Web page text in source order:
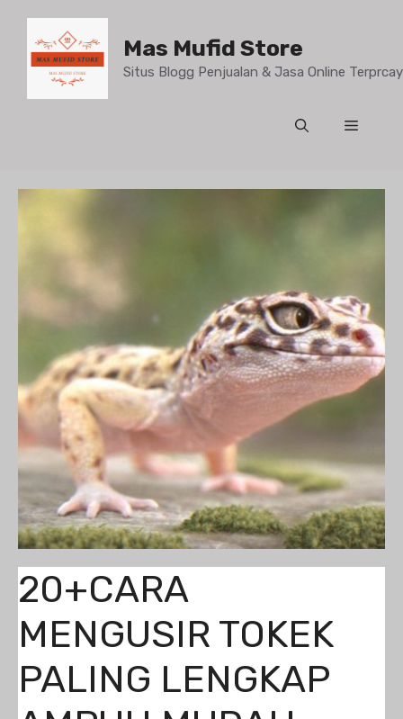
Mas Mufid Store
Situs Blogg Penjualan & Jasa Online
20+CARA
MENGUSIR TOKEK
PALING LENGKAP